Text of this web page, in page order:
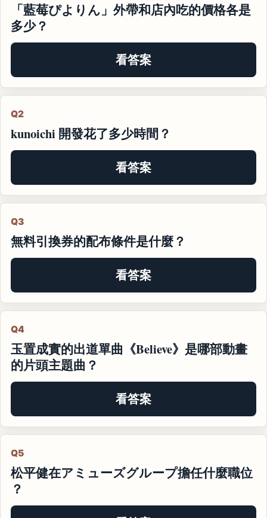
「藍莓ぴよりん」外帶和店內吃的價格各是
多少？
看答案
Q2
kunoichi 開發花了多少時間？
看答案
Q3
無料引換券的配布條件是什麼？
看答案
Q4
玉置成實的出道單曲《Believe》是哪部動畫
的片頭主題曲？
看答案
Q5
松平健在アミューズグループ擔任什麼職位
？